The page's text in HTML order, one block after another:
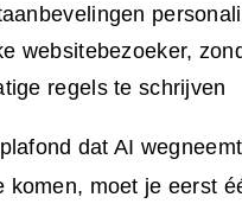
websitebezoeker,
regels te schrijven
dat AI
komen, moet je eerst